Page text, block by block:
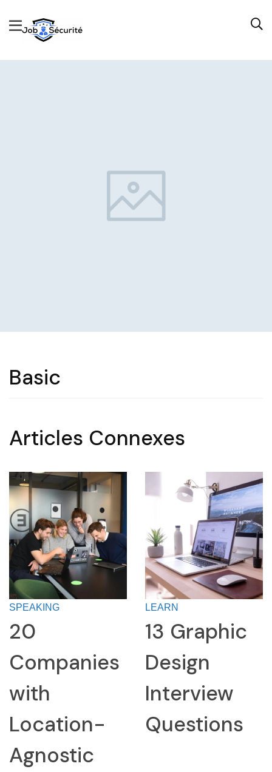
Basic
Articles Connexes
SPEAKING
20
Companies
with
Location-
Agnostic
LEARN
13 Graphic
Design
Interview
Questions